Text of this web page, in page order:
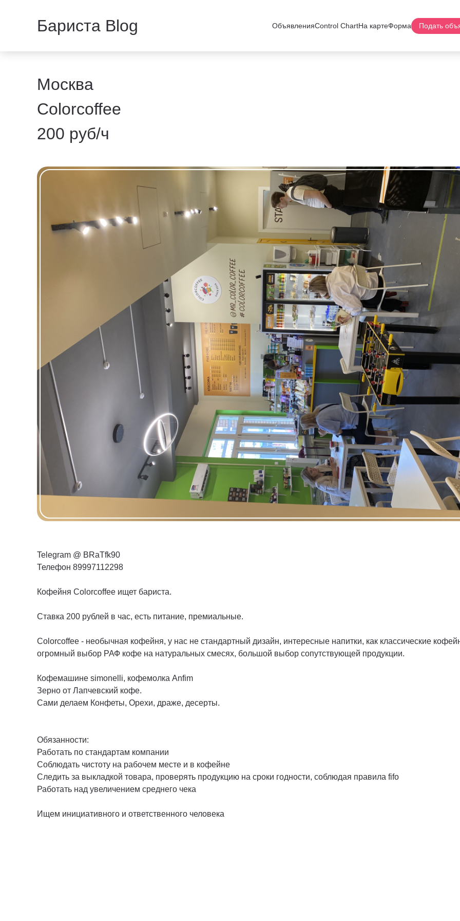
Бариста Blog ОбъявленияControl ChartНа картеФорма Подать
Москва
Colorcoffee
200 руб/ч
Telegram @ BRaTfk90
Телефон 89997112298
Кофейня Colorcoffee ищет бариста.
Ставка 200 рублей в час, есть питание, премиальные.
Colorcoffee - необычная кофейня, у нас не стандартный дизайн, интересные напитки, как классические
огромный выбор РАФ кофе на натуральных смесях, большой выбор сопутствующей продукции.
Кофемашине simonelli, кофемолка Anfim
Зерно от Лапчевский кофе.
Сами делаем Конфеты, Орехи, драже, десерты.
Обязанности:
Работать по стандартам компании
Соблюдать чистоту на рабочем месте и в кофейне
Следить за выкладкой товара, проверять продукцию на сроки годности, соблюдая правила fifo
Работать над увеличением среднего чека
Ищем инициативного и ответственного человека